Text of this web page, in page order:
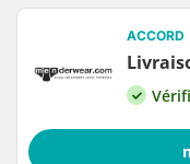
ACCORD